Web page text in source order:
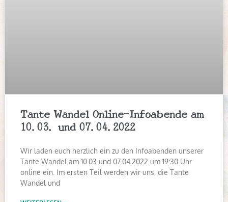
Tante Wandel Online-Infoabende am
10.03. und 07.04.2022
Wir laden euch herzlich ein zu den Infoabenden unserer
Tante Wandel am 10.03 und 07.04.2022 um 19:30 Uhr
online ein. Im ersten Teil werden wir uns, die Tante
Wandel und